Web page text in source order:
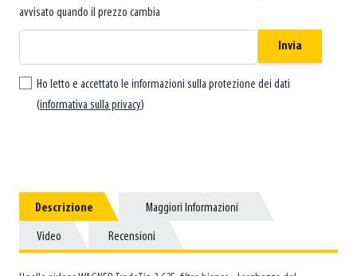
avvisato quando il prezzo cambia
Invia
Ho letto e accettato le informazioni sulla protezione dei dati
(informativa sulla privacy)
Descrizione
Descrizione Maggiori Informazioni
Maggiori Informazioni
Video
Video Recensioni
Recensioni